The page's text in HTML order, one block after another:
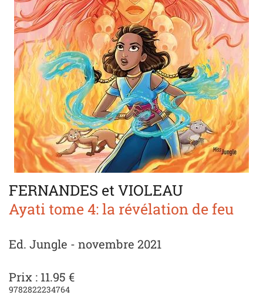
FERNANDES et VIOLEAU
Ayati tome 4: la révélation de feu
Ed. Jungle - novembre 2021
Prix : 11.95 €
9782822234764